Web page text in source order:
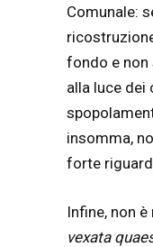
Comunale:
fondo e non
alla luce dei
insomma,
forte
Infine, non è
vexata